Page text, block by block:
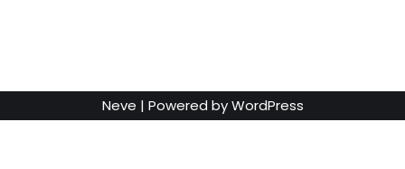
Neve | Powered byWordPress